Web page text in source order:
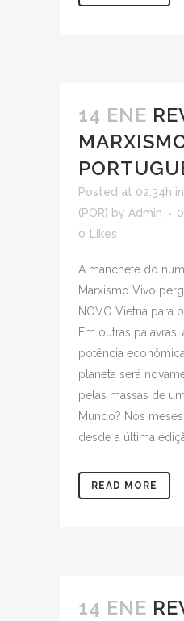
14 ENE
Posted at 02:34h in
(POR) by Admin
0
Likes
A manchete do
Marxismo Vivo
NOVO Vietna para
Em outras palavras:
potência
planeta será
pelas massas de
Mundo? Nos
desde a última
READ MORE
14 ENE